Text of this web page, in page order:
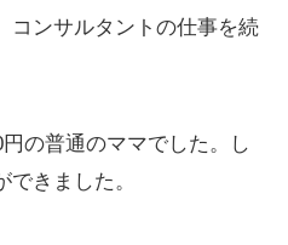
ンサルタントの仕事を続
の普通のママでした。し
きました。